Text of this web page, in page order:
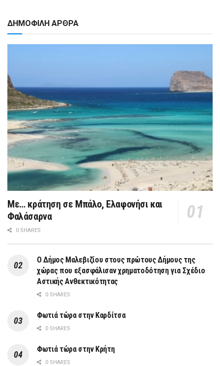
ΔΗΜΟΦΙΛΗ ΑΡΘΡΑ
Με… κράτηση σε Μπάλο, Ελαφονήσι και
Φαλάσαρνα
0 SHARES
Ο Δήμος Μαλεβιζίου στους πρώτους Δήμους της
χώρας που εξασφάλισαν χρηματοδότηση για Σχέδιο
Αστικής Ανθεκτικότητας
0 SHARES
Φωτιά τώρα στην Καρδίτσα
0 SHARES
Φωτιά τώρα στην Κρήτη
0 SHARES